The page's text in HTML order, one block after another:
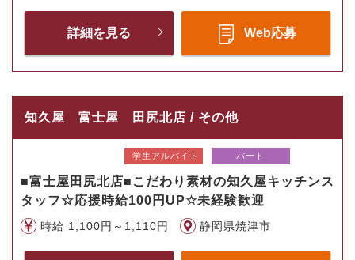
詳細を見る Web応募
知久屋 富士屋 田尻北店 / その他
学生アルバイト パート
■富士屋田尻北店■こだわり素材の知久屋キッチンス
タッフ☆応援時給100円UP☆未経験歓迎
時給 1,100円～1,110円 静岡県焼津市